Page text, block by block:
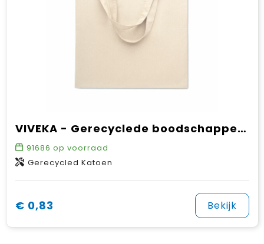
VIVEKA - Gerecyclede boodschappentas
91686 op voorraad
Gerecycled Katoen
€ 0,83 Bekijk